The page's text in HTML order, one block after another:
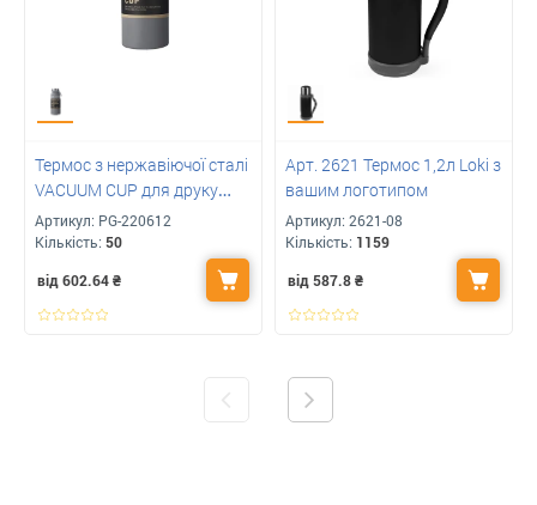
Термос з нержавіючої сталі
VACUUM CUP для друку
вашого лого 500 мл
Артикул: PG-220612
Кількість: 50
від 602.64₴
Арт. 2621 Термос 1,2л Loki з
вашим логотипом
Артикул: 2621-08
Кількість: 1159
від 587.8₴